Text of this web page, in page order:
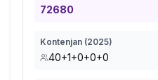
72680
Kontenjan (2025)
40+1+0+0+0